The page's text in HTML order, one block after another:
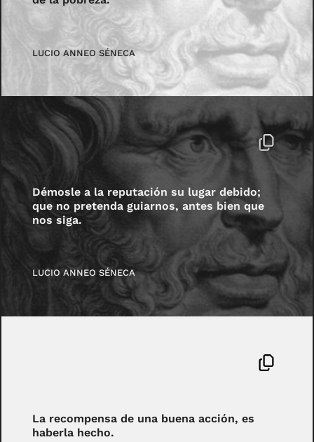
LUCIO ANNEO SÉNECA
Démosle a la reputación su lugar debido;
que no pretenda guiarnos, antes bien que
nos siga.
LUCIO ANNEO SÉNECA
La recompensa de una buena acción, es
haberla hecho.